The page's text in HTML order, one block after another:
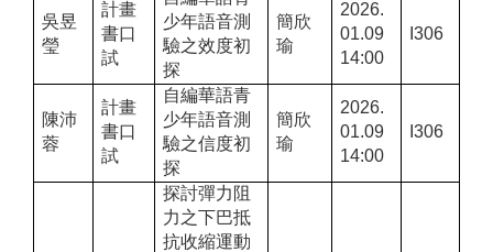
吳昱
瑩
計畫
書口
試
少年語音測
驗之效度初
探
簡欣
瑜
2026.
01.09
14:00
I306
陳沛
蓉
計畫
書口
試
自編華語青
少年語音測
驗之信度初
探
簡欣
瑜
2026.
01.09
14:00
I306
探討彈力阻
力之下巴抵
抗收縮運動